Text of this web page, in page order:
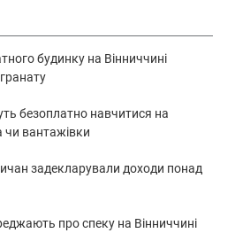
будинку на Вінниччині
безоплатно навчитися на
чи вантажівки
задекларували доходи понад
про спеку на Вінниччині